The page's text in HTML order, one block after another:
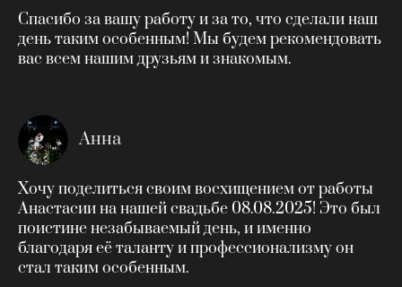
Спасибо за вашу работу и за то, что сделали наш
день таким особенным! Мы будем рекомендовать
вас всем нашим друзьям и знакомым.
Анна
Хочу поделиться своим восхищением от работы
Анастасии на нашей свадьбе 08.08.2025! Это был
поистине незабываемый день, и именно
благодаря её таланту и профессионализму он
стал таким особенным.